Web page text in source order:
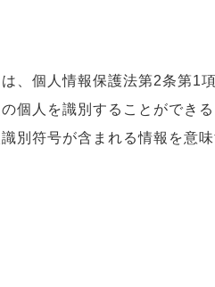
、個人情報保護法第2条第1
個人を識別することができ
別符号が含まれる情報を意味